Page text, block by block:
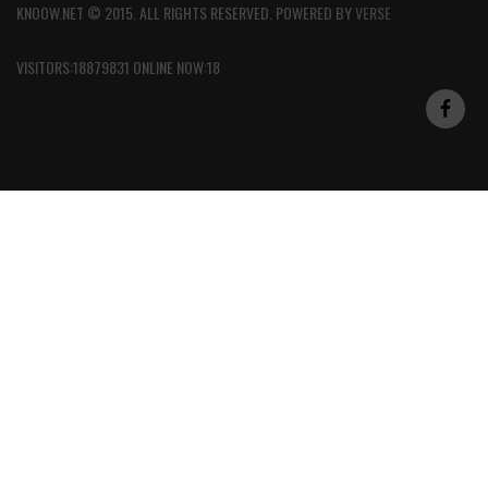
KNOOW.NET © 2015. ALL RIGHTS RESERVED. POWERED BYVERSE
VISITORS:18879831 ONLINE NOW:18